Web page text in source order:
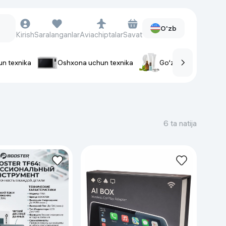
Fitnes-brasletlar
Soat kamarlari
Foto apparatlari va Video-
kameralar
Fotoapparatlari
KirishSaralanganlarAviachiptalarSavat
O'zb
texnika Oshxona uchun texnika Go‘zallik va parvarish
6 ta natija